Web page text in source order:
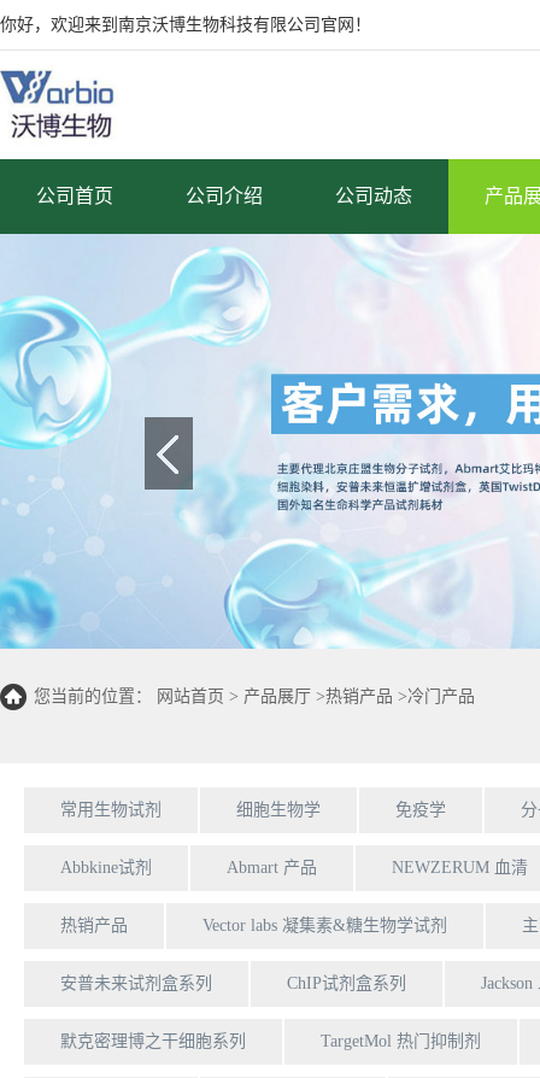
你好，欢迎来到南京沃博生物科技有限公司官网！
公司首页 公司介绍 公司动态 产品
您当前的位置： 网站首页 > 产品展厅 >热销产品 >冷门产品
常用生物试剂 细胞生物学 免疫学
Abbkine试剂 Abmart 产品 NEWZERUM 血清
热销产品 Vector labs 凝集素&糖生物学试剂
安普未来试剂盒系列 ChIP试剂盒系列 Jackson
默克密理博之干细胞系列 TargetMol 热门抑制剂